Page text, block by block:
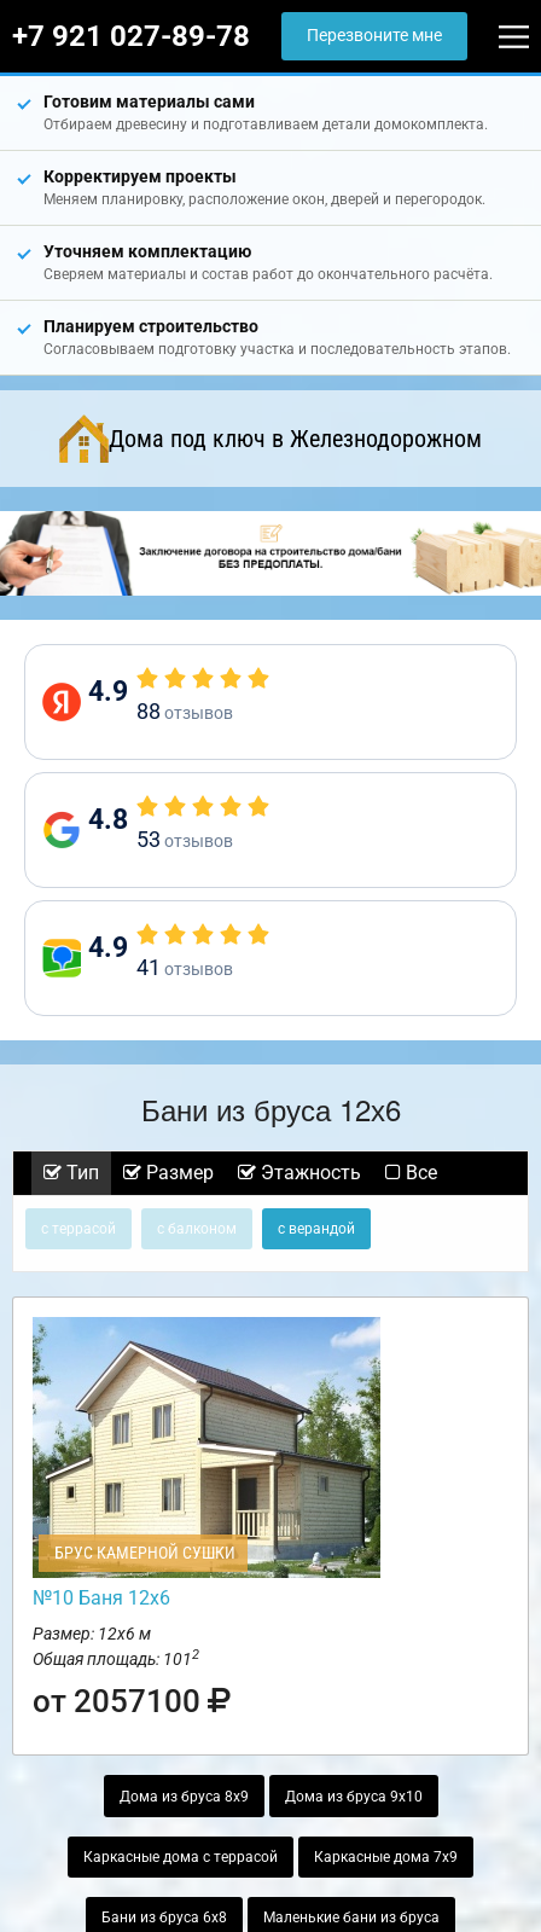
+7 921 027-89-78 Перезвоните мне
Готовим материалы сами
Отбираем древесину и подготавливаем детали домокомплекта.
Корректируем проекты
Меняем планировку, расположение окон, дверей и перегородок.
Уточняем комплектацию
Сверяем материалы и состав работ до окончательного расчёта.
Планируем строительство
Согласовываем подготовку участка и последовательность этапов.
Дома под ключ в Железнодорожном
4.9
88 отзывов
4.8
53 отзывов
4.9
41 отзывов
Бани из бруса 12х6
Тип Размер Этажность Все
с террасой с балконом с верандой
БРУС КАМЕРНОЙ СУШКИ
№10 Баня 12х6
Размер: 12х6 м
Общая площадь: 1012
от 2057100
Дома из бруса 8х9 Дома из бруса 9х10
Каркасные дома с террасой Каркасные дома 7х9
Бани из бруса 6х8 Маленькие бани из бруса